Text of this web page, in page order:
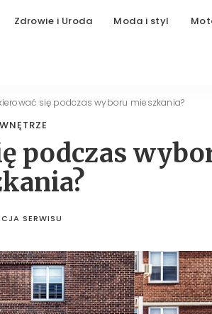
Zdrowie i Uroda Moda i styl
się podczas wyboru mieszkania?
podczas
SERWISU